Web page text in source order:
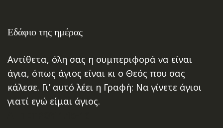
Εδάφιο της ημέρας
Αντίθετα, όλη σας η συμπεριφορά να είναι
άγια, όπως άγιος είναι κι ο Θεός που σας
κάλεσε. Γι’ αυτό λέει η Γραφή: Να γίνετε άγιοι
γιατί εγώ είμαι άγιος.